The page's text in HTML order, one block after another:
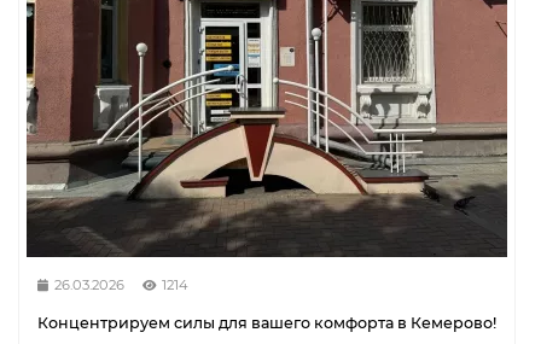
26.03.2026 1214
Концентрируем силы для вашего комфорта в Кемерово!